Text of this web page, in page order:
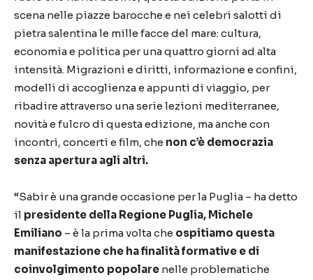
scena nelle piazze barocche e nei celebri salotti di
pietra salentina le mille facce del mare: cultura,
economia e politica per una quattro giorni ad alta
intensità. Migrazioni e diritti, informazione e confini,
modelli di accoglienza e appunti di viaggio, per
ribadire attraverso una serie lezioni mediterranee,
novità e fulcro di questa edizione, ma anche con
incontri, concerti e film, che non c’è democrazia
senza apertura agli altri.
“Sabirè una grande occasione per la Puglia – ha detto
il presidente della Regione Puglia, Michele
Emiliano – è la prima volta che ospitiamo questa
manifestazione che ha finalità formative e di
coinvolgimento popolare nelle problematiche